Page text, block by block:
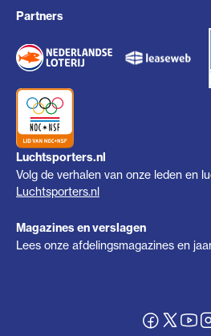
Partners
Luchtsporters.nl
Volg de verhalen van onze leden en
Luchtsporters.nl
Magazines en verslagen
Lees onze afdelingsmagazines en